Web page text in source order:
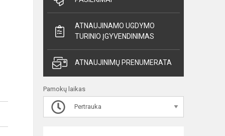
ATNAUJINAMO UGDYMO
TURINIO ĮGYVENDINIMAS
ATNAUJINIMŲ PRENUMERATA
Pamokų laikas
Pertrauka